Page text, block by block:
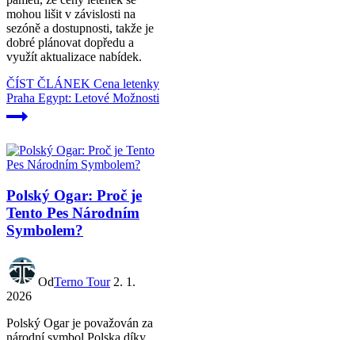
mohou lišit v závislosti na
sezóně a dostupnosti, takže je
dobré plánovat dopředu a
využít aktualizace nabídek.
ČÍST ČLÁNEK Cena letenky
Praha Egypt: Letové Možnosti
Polský Ogar: Proč je
Tento Pes Národním
Symbolem?
OdTerno Tour 2. 1.
2026
Polský Ogar je považován za
národní symbol Polska díky